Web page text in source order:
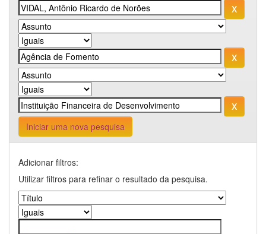
Iniciar uma nova pesquisa
Adicionar filtros:
Utilizar filtros para refinar o resultado da pesquisa.